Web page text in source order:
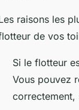
raisons les
de vos
Si le flotteur
Vous pouvez
correctement,